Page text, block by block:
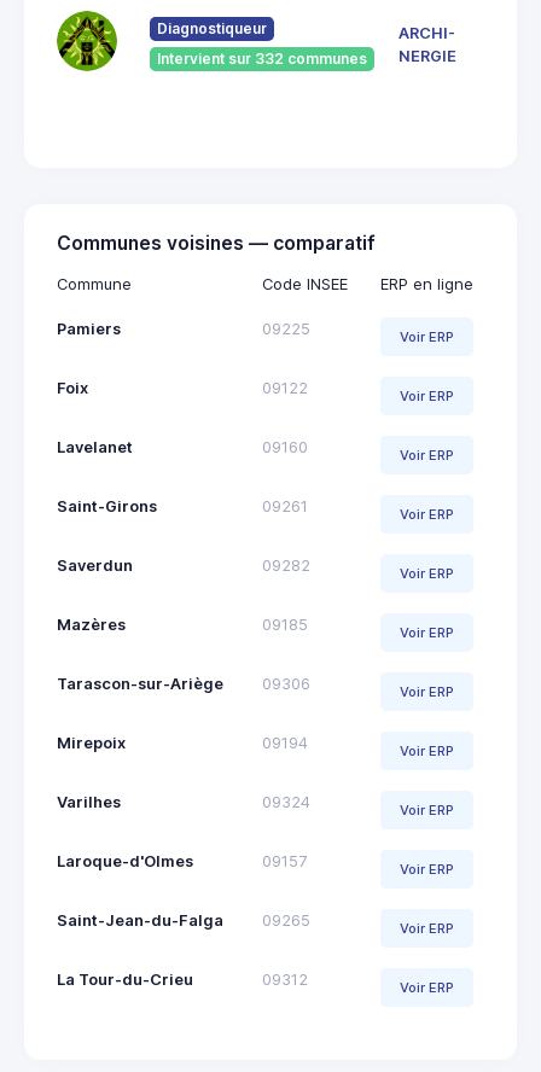
Diagnostiqueur
Intervient sur 332 communes
ARCHI-
NERGIE
Communes voisines — comparatif
Commune Code INSEE ERP en ligne
Pamiers 09225 Voir ERP
Foix 09122 Voir ERP
Lavelanet 09160 Voir ERP
Saint-Girons 09261 Voir ERP
Saverdun 09282 Voir ERP
Mazères 09185 Voir ERP
Tarascon-sur-Ariège 09306 Voir ERP
Mirepoix 09194 Voir ERP
Varilhes 09324 Voir ERP
Laroque-d'Olmes 09157 Voir ERP
Saint-Jean-du-Falga 09265 Voir ERP
La Tour-du-Crieu 09312 Voir ERP